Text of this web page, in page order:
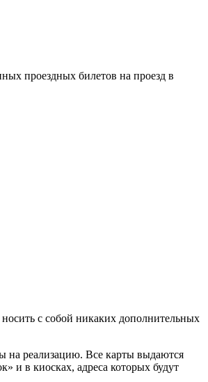
проездных билетов на проезд в
с собой никаких дополнительных
на реализацию. Все карты выдаются
и в киосках, адреса которых будут